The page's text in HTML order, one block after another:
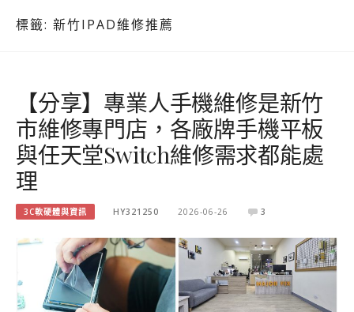
標籤: 新竹IPAD維修推薦
【分享】專業人手機維修是新竹
市維修專門店，各廠牌手機平板
與任天堂Switch維修需求都能處
理
3C軟硬體與資訊 HY321250 2026-06-26 3